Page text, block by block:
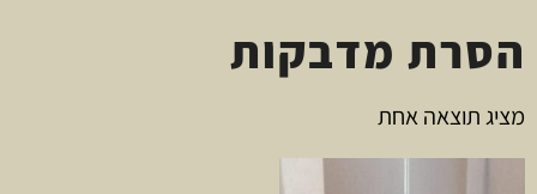
הסרת מדבקות
מציג תוצאה אחת